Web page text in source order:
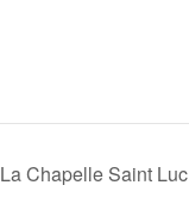
Chapelle Saint Luc